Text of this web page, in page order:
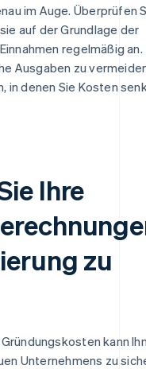
im Auge. Überprüfen
auf der Grundlage der
regelmäßig an.
Ausgaben zu
in denen Sie Kosten
Ihre
zu
kann
Unternehmens zu